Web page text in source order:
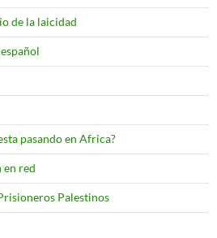
de la laicidad
pasando en Africa?
red
Palestinos